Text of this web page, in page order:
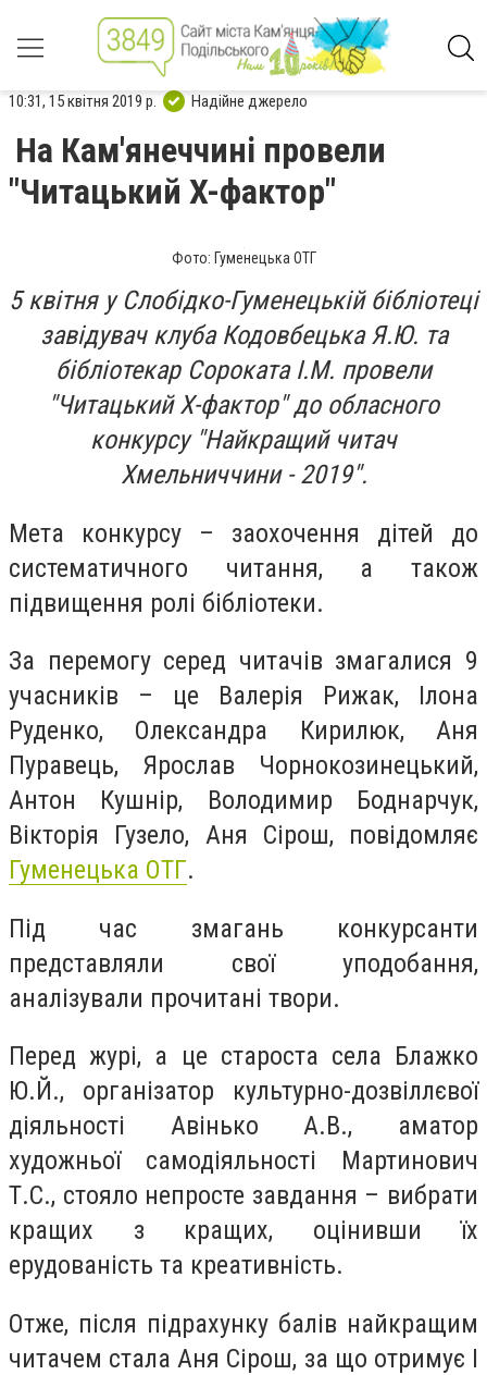
10:31, 15 квітня 2019 р. Надійне джерело
На Кам'янеччині провели
"Читацький X-фактор"
Фото: Гуменецька ОТГ
5 квітня у Слобідко-Гуменецькій бібліотеці
завідувач клуба Кодовбецька Я.Ю. та
бібліотекар Сороката І.М. провели
"Читацький Х-фактор" до обласного
конкурсу "Найкращий читач
Хмельниччини - 2019".
Мета конкурсу – заохочення дітей до
систематичного читання, а також
підвищення ролі бібліотеки.
За перемогу серед читачів змагалися 9
учасників – це Валерія Рижак, Ілона
Руденко, Олександра Кирилюк, Аня
Пуравець, Ярослав Чорнокозинецький,
Антон Кушнір, Володимир Боднарчук,
Вікторія Гузело, Аня Сірош, повідомляє
Гуменецька ОТГ.
Під час змагань конкурсанти
представляли свої уподобання,
аналізували прочитані твори.
Перед журі, а це староста села Блажко
Ю.Й., організатор культурно-дозвіллєвої
діяльності Авінько А.В., аматор
художньої самодіяльності Мартинович
Т.С., стояло непросте завдання – вибрати
кращих з кращих, оцінивши їх
ерудованість та креативність.
Отже, після підрахунку балів найкращим
читачем стала Аня Сірош, за що отримує І